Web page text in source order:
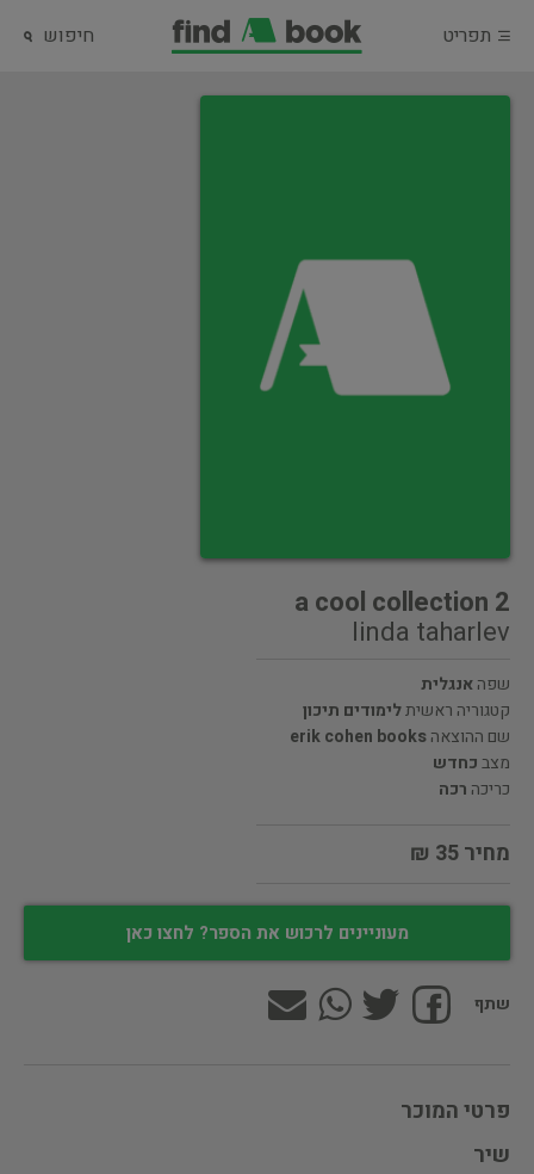
תפריט חיפוש
a cool collection 2
linda taharlev
שפהאנגלית
קטגוריה ראשיתלימודים תיכון
שם ההוצאהerik cohen books
מצבכחדש
כריכה רכה
מחיר 35 ₪
מעוניינים לרכוש את הספר? לחצו כאן
שתף
פרטי המוכר
שיר